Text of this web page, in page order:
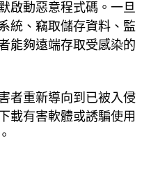
啟動惡意程式碼。一旦
統、竊取儲存資料、監
能夠遠端存取受感染的
者重新導向到已被入侵
載有害軟體或誘騙使用